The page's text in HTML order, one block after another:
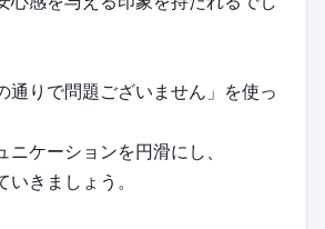
通りで問題ございません」を使っ
ニケーションを円滑にし、
きましょう。